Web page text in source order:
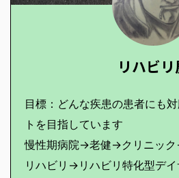
リハビリ
目標：どんな疾患の患者にも
トを目指しています
慢性期病院→老健→クリニッ
リハビリ→リハビリ特化型デ